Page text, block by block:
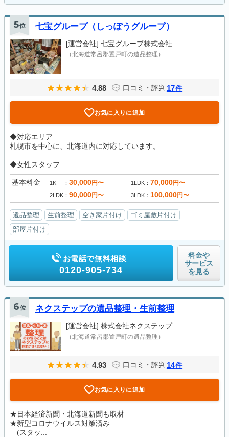
5位 七宝グループ（しっぽうグループ）
[運営会社] 七宝グループ株式会社
（北海道常呂郡置戸町の遺品整理）
4.88 口コミ・評判 17件
お気に入りに追加
◆対応エリア
札幌市を中心に、北海道内に対応しています。
◆女性スタッフ...
基本料金 1K 30,000円〜 1LDK 70,000円〜
2LDK 90,000円〜 3LDK 100,000円〜
遺品整理 生前整理 空き家片付け
ゴミ屋敷片付け
部屋片付け
お電話で無料相談
0120-905-734
料金や
サービス
を見る
6位 ネクステップの遺品整理・生前整理
[運営会社] 株式会社ネクステップ
（北海道常呂郡置戸町の遺品整理）
4.93 口コミ・評判 14件
お気に入りに追加
★日本経済新聞・北海道新聞も取材
★新型コロナウイルス対策済み
(スタッ...